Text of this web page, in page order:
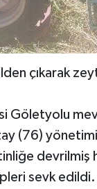
çıkarak
Göletyolu
(76)
devrilmiş
sevk edildi.